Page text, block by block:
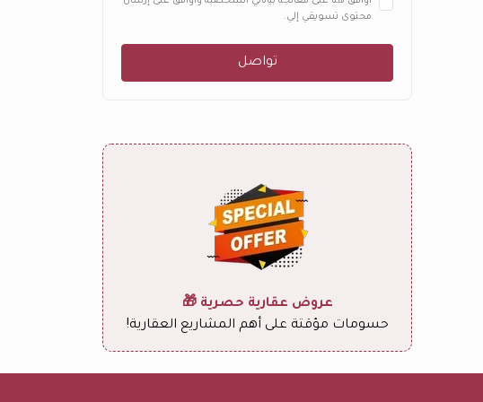
محتوى تسويقي إلي.
تواصل
عروض عقارية حصرية 🎁
حسومات مؤقتة على أهم المشاريع العقارية!